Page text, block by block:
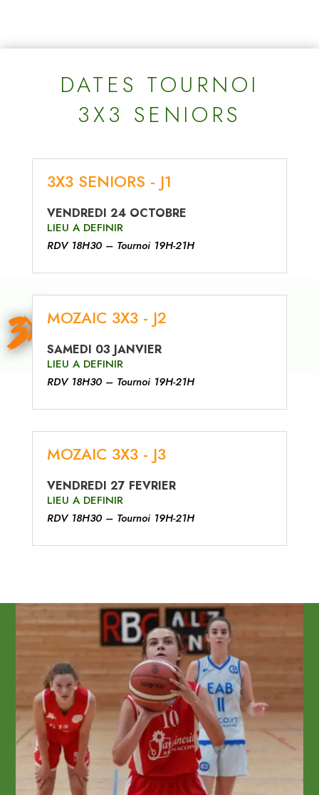
DATES TOURNOI
3X3 SENIORS
3X3 SENIORS - J1
VENDREDI 24 OCTOBRE
LIEU A DEFINIR
RDV 18H30 – Tournoi 19H-21H
MOZAIC 3X3 - J2
SAMEDI 03 JANVIER
LIEU A DEFINIR
RDV 18H30 – Tournoi 19H-21H
MOZAIC 3X3 - J3
VENDREDI 27 FEVRIER
LIEU A DEFINIR
RDV 18H30 – Tournoi 19H-21H